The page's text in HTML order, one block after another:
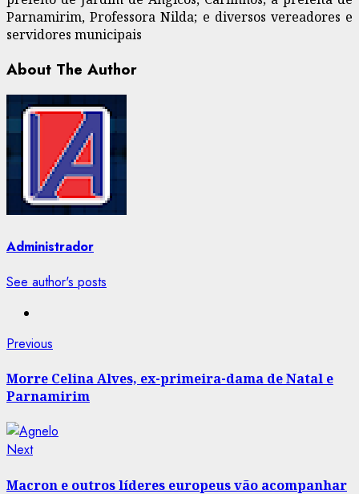
Parnamirim, Professora Nilda; e diversos vereadores e
servidores municipais
About The Author
Administrador
See author's posts
Post
navigation
Previous
Morre Celina Alves, ex-primeira-dama de Natal e
Parnamirim
NextNext
Macron e outros líderes europeus vão acompanhar